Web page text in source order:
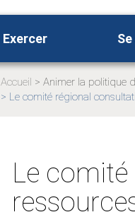
Exercer
Accueil
Page
Animer la politique
Le comité régional
Le comité